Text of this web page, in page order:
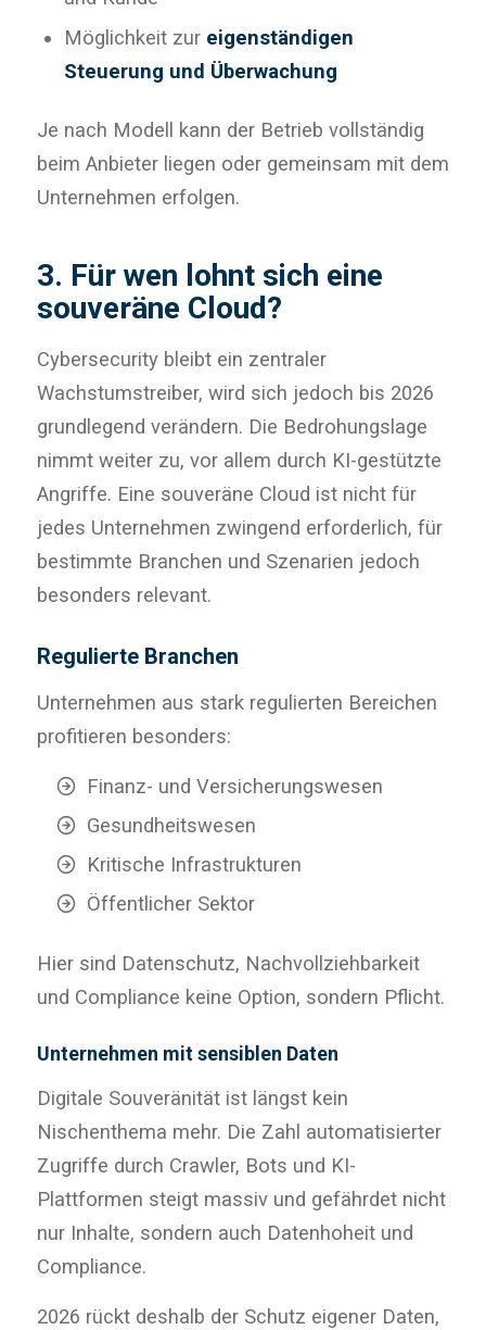
Möglichkeit zur eigenständigen
Steuerung und Überwachung
Je nach Modell kann der Betrieb vollständig
beim Anbieter liegen oder gemeinsam mit dem
Unternehmen erfolgen.
3. Für wen lohnt sich eine
souveräne Cloud?
Cybersecurity bleibt ein zentraler
Wachstumstreiber, wird sich jedoch bis 2026
grundlegend verändern. Die Bedrohungslage
nimmt weiter zu, vor allem durch KI-gestützte
Angriffe. Eine souveräne Cloud ist nicht für
jedes Unternehmen zwingend erforderlich, für
bestimmte Branchen und Szenarien jedoch
besonders relevant.
Regulierte Branchen
Unternehmen aus stark regulierten Bereichen
profitieren besonders:
Finanz- und Versicherungswesen
Gesundheitswesen
Kritische Infrastrukturen
Öffentlicher Sektor
Hier sind Datenschutz, Nachvollziehbarkeit
und Compliance keine Option, sondern Pflicht.
Unternehmen mit sensiblen Daten
Digitale Souveränität ist längst kein
Nischenthema mehr. Die Zahl automatisierter
Zugriffe durch Crawler, Bots und KI-
Plattformen steigt massiv und gefährdet nicht
nur Inhalte, sondern auch Datenhoheit und
Compliance.
2026 rückt deshalb der Schutz eigener Daten,